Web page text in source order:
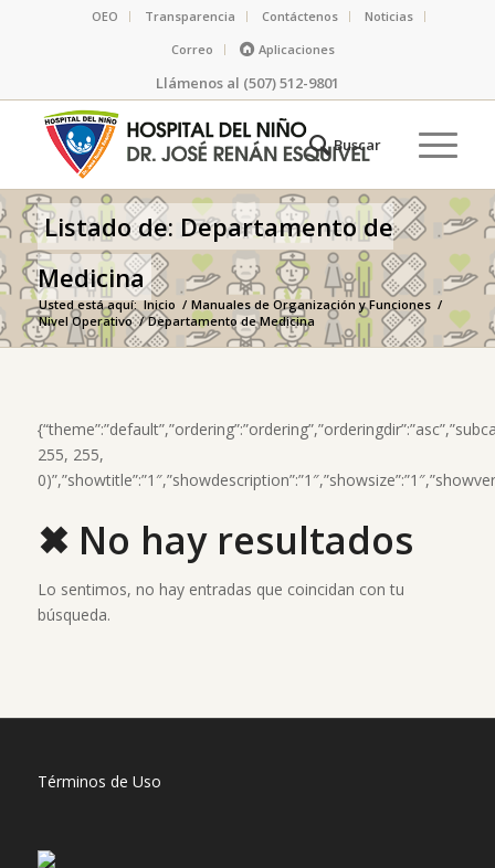
OEO Transparencia Contáctenos
Noticias
Correo
Aplicaciones
Llámenos al (507) 512-9801
Listado de: Departamento de
Medicina
Usted está aquí: Inicio / Manuales de Organización y Funciones /
Nivel Operativo / Departamento de Medicina
255, 255,
✖ No hay resultados
Lo sentimos, no hay entradas que coincidan con tu
búsqueda.
Términos de Uso